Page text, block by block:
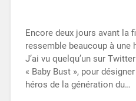
Encore deux jours avant la
ressemble beaucoup à une
J’ai vu quelqu’un sur
« Baby Bust », pour
héros de la génération du…